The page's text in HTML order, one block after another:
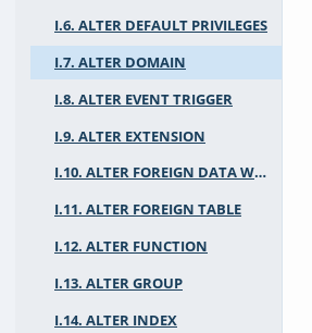
I.6. ALTER DEFAULT PRIVILEGES
I.7. ALTER DOMAIN
I.8. ALTER EVENT TRIGGER
I.9. ALTER EXTENSION
I.10. ALTER FOREIGN DATA WRAPPER
I.11. ALTER FOREIGN TABLE
I.12. ALTER FUNCTION
I.13. ALTER GROUP
I.14. ALTER INDEX